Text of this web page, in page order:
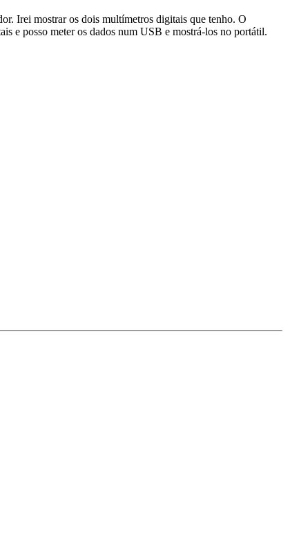
Irei mostrar os dois multímetros digitais que tenho. O
e posso meter os dados num USB e mostrá-los no portátil.